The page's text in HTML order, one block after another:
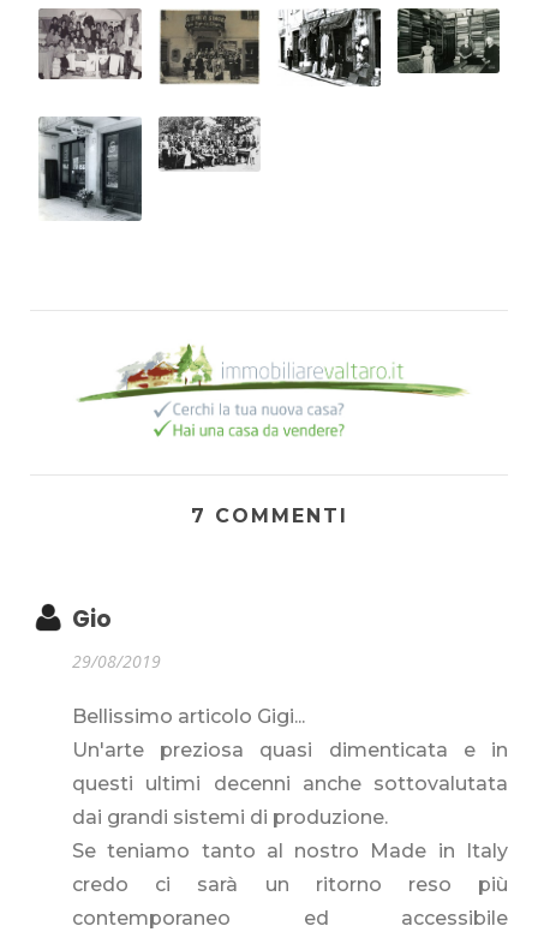
7 COMMENTI
Gio
29/08/2019
Bellissimo articolo Gigi...
Un'arte preziosa quasi dimenticata e in
questi ultimi decenni anche sottovalutata
dai grandi sistemi di produzione.
Se teniamo tanto al nostro Made in Italy
credo ci sarà un ritorno reso più
contemporaneo ed accessibile